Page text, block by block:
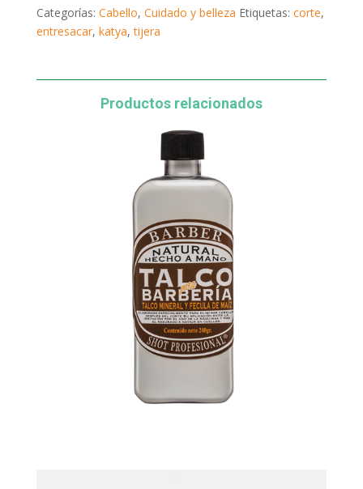
Katya
1314-
Categorías: Cabello, Cuidado y belleza Etiquetas: corte,
entresacar, katya,tijera
Productos relacionados